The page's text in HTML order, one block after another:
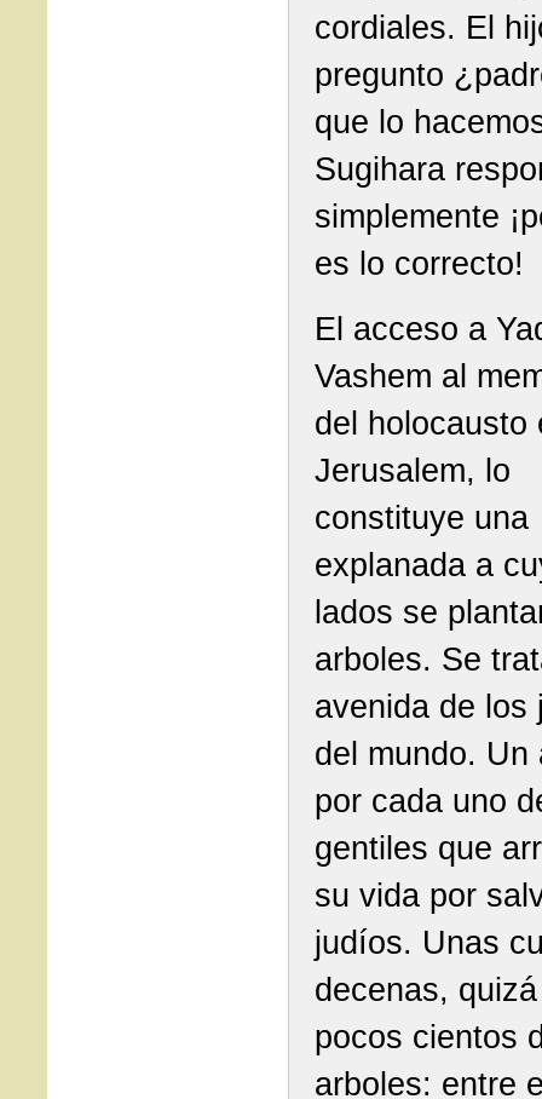
cordiales. El
pregunto
que lo
Sugihara
simplemente
es lo correcto!
El acceso a
Vashem al
del holocausto
Jerusalem, lo
constituye una
explanada a
lados se
arboles. Se
avenida de los
del mundo. Un
por cada uno
gentiles que
su vida por
judíos. Unas
decenas,
pocos cientos
arboles: entre